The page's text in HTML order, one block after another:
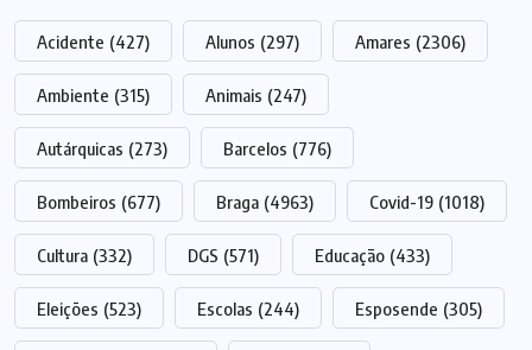
Acidente (427) Alunos (297) Amares (2306)
Ambiente (315) Animais (247)
Autárquicas (273) Barcelos (776)
Bombeiros (677) Braga (4963) Covid-19 (1018)
Cultura (332) DGS (571) Educação (433)
Eleições (523) Escolas (244) Esposende (305)